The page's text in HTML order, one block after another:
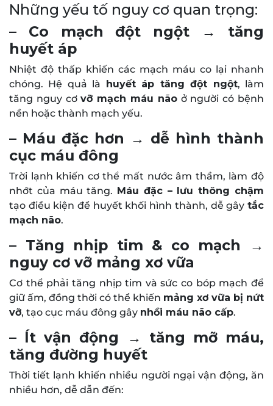
Những yếu tố nguy cơ quan trọng:
– Co mạch đột ngột → tăng
huyết áp
Nhiệt độ thấp khiến các mạch máu co lại nhanh
chóng. Hệ quả là huyết áp tăng đột ngột, làm
tăng nguy cơvỡ mạch máu nãoở người có bệnh
nền hoặc thành mạch yếu.
– Máu đặc hơn → dễ hình thành
cục máu đông
Trời lạnh khiến cơ thể mất nước âm thầm, làm độ
nhớt của máu tăng. Máu đặc – lưu thông chậm
tạo điều kiện để huyết khối hình thành, dễ gây tắc
mạch não.
– Tăng nhịp tim & co mạch →
nguy cơ vỡ mảng xơ vữa
Cơ thể phải tăng nhịp tim và sức co bóp mạch để
giữ ấm, đồng thời có thể khiến mảng xơ vữa bị nứt
vỡ, tạo cục máu đông gây nhồi máu não cấp.
– Ít vận động → tăng mỡ máu,
tăng đường huyết
Thời tiết lạnh khiến nhiều người ngại vận động, ăn
nhiều hơn, dễ dẫn đến: